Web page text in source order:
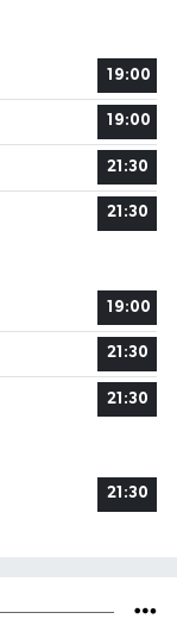
19:00
19:00
21:30
21:30
19:00
21:30
21:30
21:30